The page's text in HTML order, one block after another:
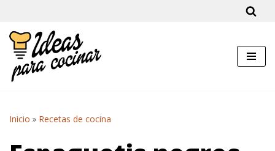
Saltar
al
contenido
Inicio » Recetas de cocina